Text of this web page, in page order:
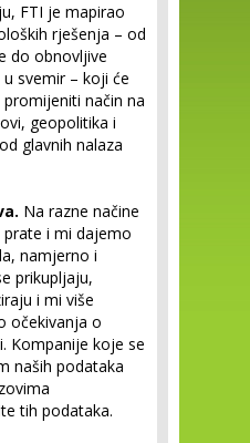
FTI je mapirao
rješenja – od
do obnovljive
svemir – koji će
način na
geopolitika i
glavnih nalaza
Na razne načine
i mi dajemo
namjerno i
prikupljaju,
i mi više
očekivanja o
Kompanije koje se
naših podataka
tih podataka.